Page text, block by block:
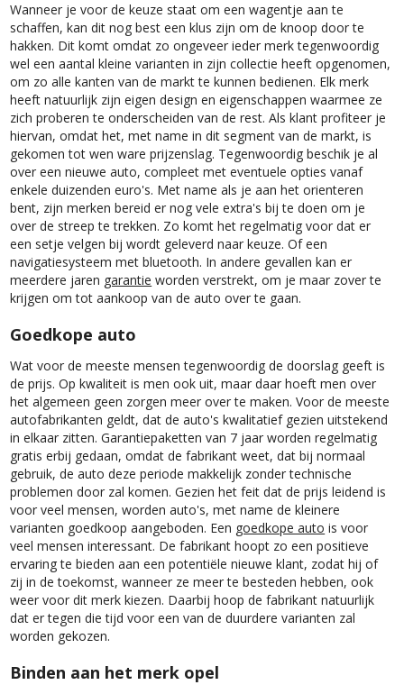
Wanneer je voor de keuze staat om een wagentje aan te
schaffen, kan dit nog best een klus zijn om de knoop door te
hakken. Dit komt omdat zo ongeveer ieder merk tegenwoordig
wel een aantal kleine varianten in zijn collectie heeft opgenomen,
om zo alle kanten van de markt te kunnen bedienen. Elk merk
heeft natuurlijk zijn eigen design en eigenschappen waarmee ze
zich proberen te onderscheiden van de rest. Als klant profiteer je
hiervan, omdat het, met name in dit segment van de markt, is
gekomen tot wen ware prijzenslag. Tegenwoordig beschik je al
over een nieuwe auto, compleet met eventuele opties vanaf
enkele duizenden euro's. Met name als je aan het orienteren
bent, zijn merken bereid er nog vele extra's bij te doen om je
over de streep te trekken. Zo komt het regelmatig voor dat er
een setje velgen bij wordt geleverd naar keuze. Of een
navigatiesysteem met bluetooth. In andere gevallen kan er
meerdere jaren garantie worden verstrekt, om je maar zover te
krijgen om tot aankoop van de auto over te gaan.
Goedkope auto
Wat voor de meeste mensen tegenwoordig de doorslag geeft is
de prijs. Op kwaliteit is men ook uit, maar daar hoeft men over
het algemeen geen zorgen meer over te maken. Voor de meeste
autofabrikanten geldt, dat de auto's kwalitatief gezien uitstekend
in elkaar zitten. Garantiepaketten van 7 jaar worden regelmatig
gratis erbij gedaan, omdat de fabrikant weet, dat bij normaal
gebruik, de auto deze periode makkelijk zonder technische
problemen door zal komen. Gezien het feit dat de prijs leidend is
voor veel mensen, worden auto's, met name de kleinere
varianten goedkoop aangeboden. Een goedkope auto is voor
veel mensen interessant. De fabrikant hoopt zo een positieve
ervaring te bieden aan een potentiële nieuwe klant, zodat hij of
zij in de toekomst, wanneer ze meer te besteden hebben, ook
weer voor dit merk kiezen. Daarbij hoop de fabrikant natuurlijk
dat er tegen die tijd voor een van de duurdere varianten zal
worden gekozen.
Binden aan het merk opel